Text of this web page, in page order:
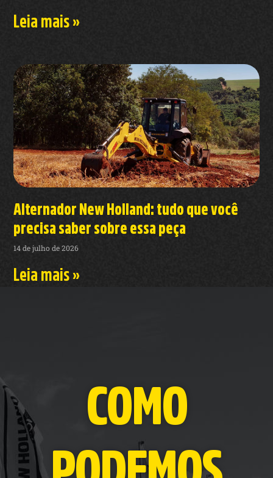
Leia mais »
Alternador New Holland: tudo que você
precisa saber sobre essa peça
14 de julho de 2026
Leia mais »
COMO